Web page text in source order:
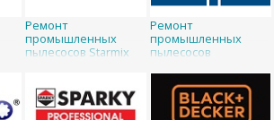
Ремонт
промышленных
пылесосов Starmix
Ремонт
промышленных
пылесосов